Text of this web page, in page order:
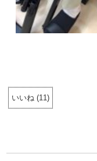
いいね (11)